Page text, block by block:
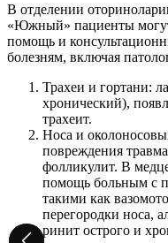
В отделении
«Южный» пациенты
помощь и
болезням, включая
Трахеи и гортани:
хронический),
трахеит.
Носа и
повреждения
фолликулит. В
помощь больным с
такими как
перегородки носа,
ринит острого и